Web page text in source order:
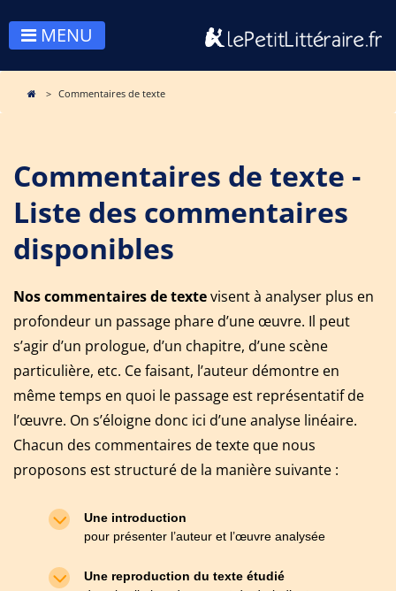
MENU
Commentaires de texte
Commentaires de texte -
Liste des commentaires
disponibles
Nos commentaires de textevisent à analyser plus en
profondeur un passage phare d’une œuvre. Il peut
s’agir d’un prologue, d’un chapitre, d’une scène
particulière, etc. Ce faisant, l’auteur démontre en
même temps en quoi le passage est représentatif de
l’œuvre. On s’éloigne donc ici d’une analyse linéaire.
Chacun des commentaires de texte que nous
proposons est structuré de la manière suivante :
Une introduction
pour présenter l’auteur et l’œuvre analysée
Une reproduction du texte étudié